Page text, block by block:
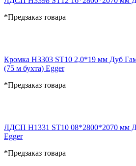
*Предзаказ товара
Кромка H3303 ST10 2,0*19 мм Дуб
(75 м бухта) Egger
*Предзаказ товара
ЛДСП H1331 ST10 08*2800*2070 мм
Egger
*Предзаказ товара